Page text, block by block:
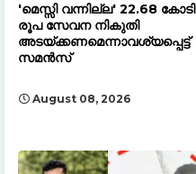
'മെസ്സി വന്നില്ല' 22.68 കോടി
രൂപ സേവന നികുതി
അടയ്ക്കണമെന്നാവശ്യപ്പെട്ട്
സമൻസ്
August 08, 2026